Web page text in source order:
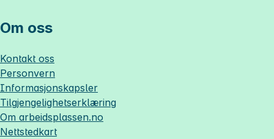
Om oss
Kontakt oss
Personvern
Informasjonskapsler
Tilgjengelighetserklæring
Om arbeidsplassen.no
Nettstedkart